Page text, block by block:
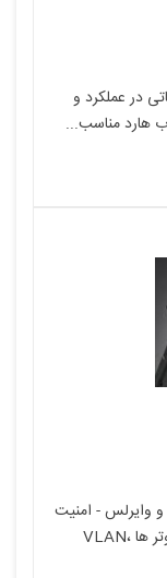
در عملکرد و
هارد مناسب...
وایرلس - امنیت
شبکه - •پیکربندی و کانفیگ انواع سویچ ها، روتر ها ،VLAN